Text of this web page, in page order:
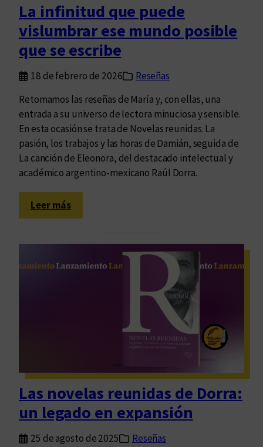
La infinitud que puede
vislumbrar ese mundo posible
que se escribe
18 de febrero de 2026
Reseñas
Retomamos las reseñas de María y, con ellas, una
entrada a su universo de lectora minuciosa y sensible.
En esta ocasión se trata de Novelas reunidas. La
pasión, los trabajos y las horas de Damián, seguida de
La canción de Eleonora, del destacado intelectual y
académico argentino-mexicano Raúl Dorra.
Leer más:
L
n
q
u
e
p
u
Las novelas reunidas de Dorra:
un legado en expansión
25 de agosto de 2025
Reseñas